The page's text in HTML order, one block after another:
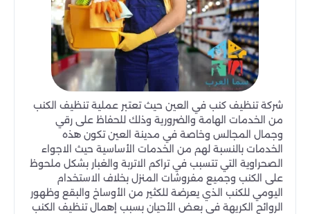
شركة تنظيف كنب في العين حيث تعتبر عملية تنظيف الكنب
من الخدمات الهامة والضرورية وذلك للحفاظ على رقي
وجمال المجالس وخاصة في مدينة العين تكون هذه
الخدمات بالنسبة لهم من الخدمات الأساسية حيث الاجواء
الصحراوية التي تتسبب في تراكم الاتربة والغبار بشكل ملحوظ
على الكنب وجميع مفروشات المنزل بخلاف الاستخدام
اليومي للكنب الذي يعرضة للكثير من الأوساخ والبقع وظهور
الروائح الكريهة في بعض الأحيان بسبب إهمال تنظيف الكنب